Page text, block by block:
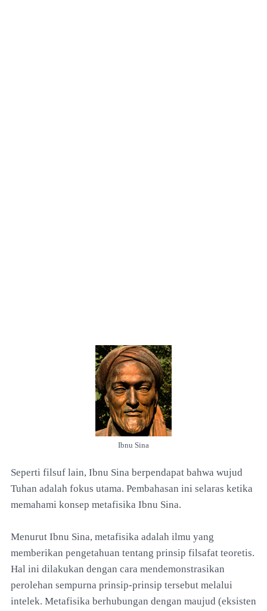
Ibnu Sina
Seperti filsuf lain, Ibnu Sina berpendapat bahwa wujud
Tuhan adalah fokus utama. Pembahasan ini selaras ketika
memahami konsep metafisika Ibnu Sina.
Menurut Ibnu Sina, metafisika adalah ilmu yang
memberikan pengetahuan tentang prinsip filsafat teoretis.
Hal ini dilakukan dengan cara mendemonstrasikan
perolehan sempurna prinsip-prinsip tersebut melalui
intelek. Metafisika berhubungan dengan maujud (eksisten